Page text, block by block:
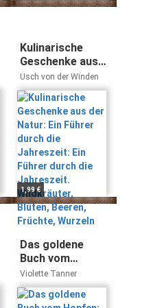
Kulinarische
Geschenke aus
der Natur: Ein
Führer durch die
Jahreszeit: Ein
Führer durch die
Jahreszeit.
Wildkräuter,
Blüten, Beeren,
Früchte,
Wurzeln
Usch von der Winden
1,99 €
Das goldene
Buch vom
Hopfen:
Kulinarik,
Gesundheit,
Violette Tanner